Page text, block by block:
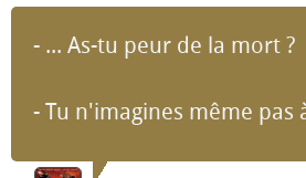
- ... As-tu peur de la mort ?
- Tu n'imagines même pas